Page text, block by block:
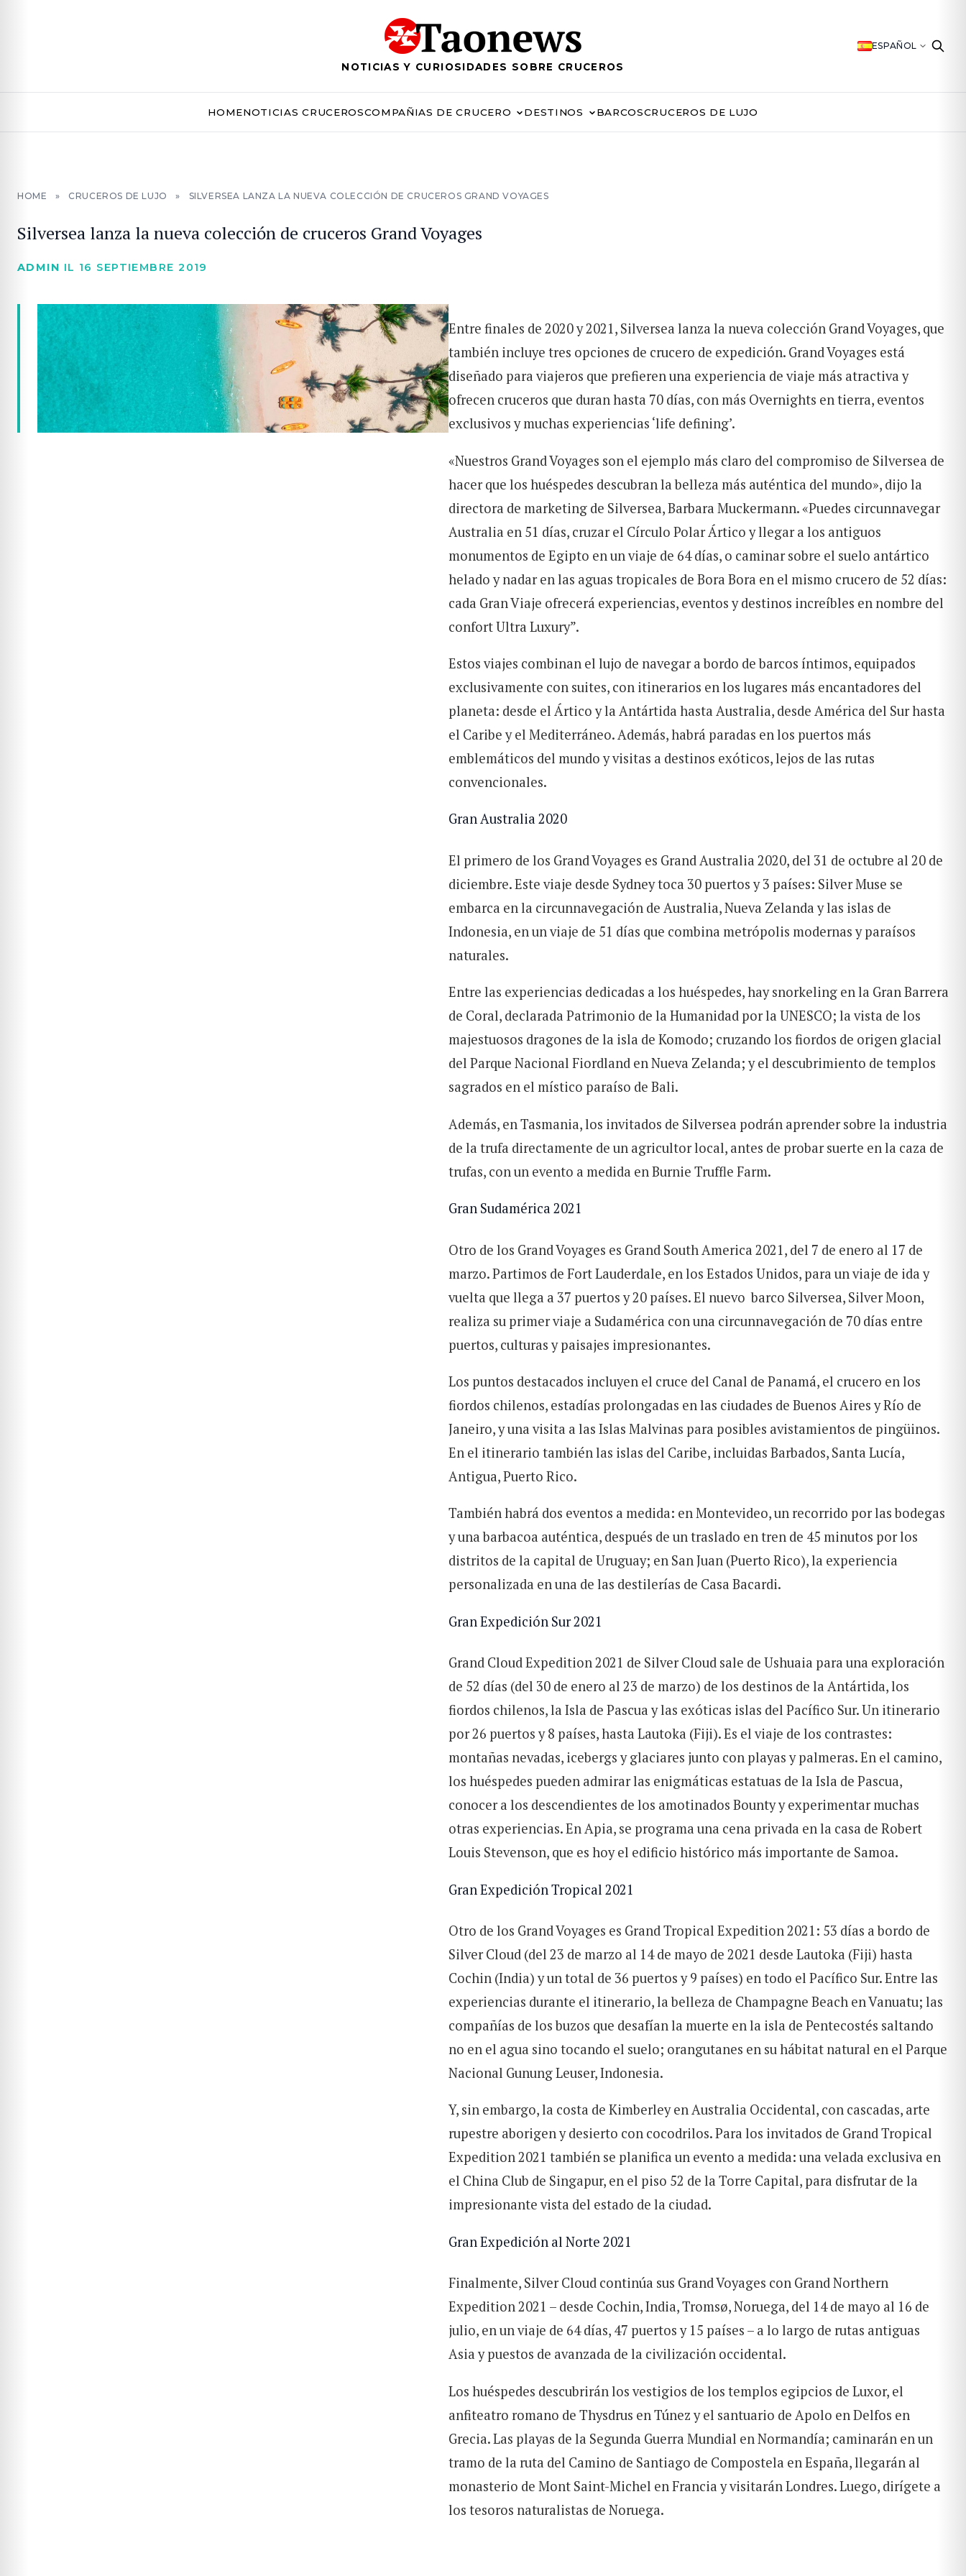
NOTICIAS Y CURIOSIDADES SOBRE CRUCEROS
ESPAÑOL
HOMENOTICIAS CRUCEROSCOMPAÑIAS DE CRUCERO DESTINOS BARCOSCRUCEROS DE LUJO
HOME » CRUCEROS DE LUJO » SILVERSEA LANZA LA NUEVA COLECCIÓN DE CRUCEROS GRAND VOYAGES
Silversea lanza la nueva colección de cruceros Grand Voyages
ADMIN IL 16 SEPTIEMBRE 2019
Entre finales de 2020 y 2021, Silversea lanza la nueva colección Grand Voyages, que
también incluye tres opciones de crucero de expedición. Grand Voyages está
diseñado para viajeros que prefieren una experiencia de viaje más atractiva y
ofrecen cruceros que duran hasta 70 días, con más Overnights en tierra, eventos
exclusivos y muchas experiencias ‘life defining’.
«Nuestros Grand Voyages son el ejemplo más claro del compromiso de Silversea de
hacer que los huéspedes descubran la belleza más auténtica del mundo», dijo la
directora de marketing de Silversea, Barbara Muckermann. «Puedes circunnavegar
Australia en 51 días, cruzar el Círculo Polar Ártico y llegar a los antiguos
monumentos de Egipto en un viaje de 64 días, o caminar sobre el suelo antártico
helado y nadar en las aguas tropicales de Bora Bora en el mismo crucero de 52 días:
cada Gran Viaje ofrecerá experiencias, eventos y destinos increíbles en nombre del
confort Ultra Luxury”.
Estos viajes combinan el lujo de navegar a bordo de barcos íntimos, equipados
exclusivamente con suites, con itinerarios en los lugares más encantadores del
planeta: desde el Ártico y la Antártida hasta Australia, desde América del Sur hasta
el Caribe y el Mediterráneo. Además, habrá paradas en los puertos más
emblemáticos del mundo y visitas a destinos exóticos, lejos de las rutas
convencionales.
Gran Australia 2020
El primero de los Grand Voyages es Grand Australia 2020, del 31 de octubre al 20 de
diciembre. Este viaje desde Sydney toca 30 puertos y 3 países: Silver Muse se
embarca en la circunnavegación de Australia, Nueva Zelanda y las islas de
Indonesia, en un viaje de 51 días que combina metrópolis modernas y paraísos
naturales.
Entre las experiencias dedicadas a los huéspedes, hay snorkeling en la Gran Barrera
de Coral, declarada Patrimonio de la Humanidad por la UNESCO; la vista de los
majestuosos dragones de la isla de Komodo; cruzando los fiordos de origen glacial
del Parque Nacional Fiordland en Nueva Zelanda; y el descubrimiento de templos
sagrados en el místico paraíso de Bali.
Además, en Tasmania, los invitados de Silversea podrán aprender sobre la industria
de la trufa directamente de un agricultor local, antes de probar suerte en la caza de
trufas, con un evento a medida en Burnie Truffle Farm.
Gran Sudamérica 2021
Otro de los Grand Voyages es Grand South America 2021, del 7 de enero al 17 de
marzo. Partimos de Fort Lauderdale, en los Estados Unidos, para un viaje de ida y
vuelta que llega a 37 puertos y 20 países. El nuevo barco Silversea, Silver Moon,
realiza su primer viaje a Sudamérica con una circunnavegación de 70 días entre
puertos, culturas y paisajes impresionantes.
Los puntos destacados incluyen el cruce del Canal de Panamá, el crucero en los
fiordos chilenos, estadías prolongadas en las ciudades de Buenos Aires y Río de
Janeiro, y una visita a las Islas Malvinas para posibles avistamientos de pingüinos.
En el itinerario también las islas del Caribe, incluidas Barbados, Santa Lucía,
Antigua, Puerto Rico.
También habrá dos eventos a medida: en Montevideo, un recorrido por las bodegas
y una barbacoa auténtica, después de un traslado en tren de 45 minutos por los
distritos de la capital de Uruguay; en San Juan (Puerto Rico), la experiencia
personalizada en una de las destilerías de Casa Bacardi.
Gran Expedición Sur 2021
Grand Cloud Expedition 2021 de Silver Cloud sale de Ushuaia para una exploración
de 52 días (del 30 de enero al 23 de marzo) de los destinos de la Antártida, los
fiordos chilenos, la Isla de Pascua y las exóticas islas del Pacífico Sur. Un itinerario
por 26 puertos y 8 países, hasta Lautoka (Fiji). Es el viaje de los contrastes:
montañas nevadas, icebergs y glaciares junto con playas y palmeras. En el camino,
los huéspedes pueden admirar las enigmáticas estatuas de la Isla de Pascua,
conocer a los descendientes de los amotinados Bounty y experimentar muchas
otras experiencias. En Apia, se programa una cena privada en la casa de Robert
Louis Stevenson, que es hoy el edificio histórico más importante de Samoa.
Gran Expedición Tropical 2021
Otro de los Grand Voyages es Grand Tropical Expedition 2021: 53 días a bordo de
Silver Cloud (del 23 de marzo al 14 de mayo de 2021 desde Lautoka (Fiji) hasta
Cochin (India) y un total de 36 puertos y 9 países) en todo el Pacífico Sur. Entre las
experiencias durante el itinerario, la belleza de Champagne Beach en Vanuatu; las
compañías de los buzos que desafían la muerte en la isla de Pentecostés saltando
no en el agua sino tocando el suelo; orangutanes en su hábitat natural en el Parque
Nacional Gunung Leuser, Indonesia.
Y, sin embargo, la costa de Kimberley en Australia Occidental, con cascadas, arte
rupestre aborigen y desierto con cocodrilos. Para los invitados de Grand Tropical
Expedition 2021 también se planifica un evento a medida: una velada exclusiva en
el China Club de Singapur, en el piso 52 de la Torre Capital, para disfrutar de la
impresionante vista del estado de la ciudad.
Gran Expedición al Norte 2021
Finalmente, Silver Cloud continúa sus Grand Voyages con Grand Northern
Expedition 2021 – desde Cochin, India, Tromsø, Noruega, del 14 de mayo al 16 de
julio, en un viaje de 64 días, 47 puertos y 15 países – a lo largo de rutas antiguas
Asia y puestos de avanzada de la civilización occidental.
Los huéspedes descubrirán los vestigios de los templos egipcios de Luxor, el
anfiteatro romano de Thysdrus en Túnez y el santuario de Apolo en Delfos en
Grecia. Las playas de la Segunda Guerra Mundial en Normandía; caminarán en un
tramo de la ruta del Camino de Santiago de Compostela en España, llegarán al
monasterio de Mont Saint-Michel en Francia y visitarán Londres. Luego, dirígete a
los tesoros naturalistas de Noruega.